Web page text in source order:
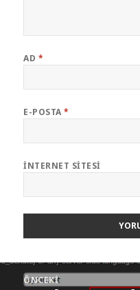
AD *
E-POSTA*
İNTERNET SITESI
gezinmesi
ÖNCEKI